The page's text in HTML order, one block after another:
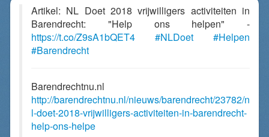
Artikel: NL Doet 2018 vrijwilligers activiteiten in
Barendrecht: "Help ons helpen" -
https://t.co/Z9sA1bQET4
#NLDoet
#Helpen
#Barendrecht
Barendrechtnu.nl
http://barendrechtnu.nl/nieuws/barendrecht/23782/n
l-doet-2018-vrijwilligers-activiteiten-in-barendrecht-
help-ons-helpe